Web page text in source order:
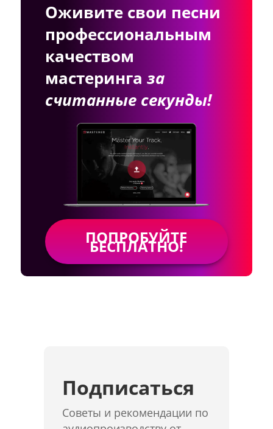
Оживите свои песни
профессиональным
качеством
мастеринга за
считанные секунды!
ПОПРОБУЙТЕ
БЕСПЛАТНО!
Подписаться
Советы и рекомендации по